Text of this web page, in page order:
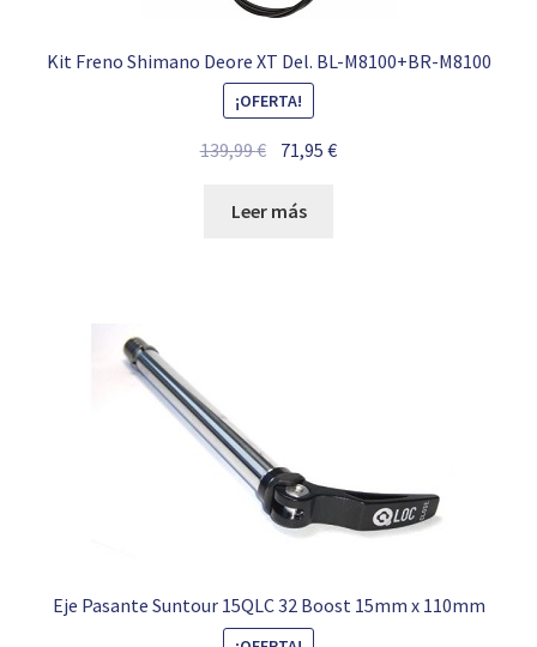
Kit Freno Shimano Deore XT Del. BL-M8100+BR-M8100
¡OFERTA!
139,99€ El
original
71,95€El
Leer más
Eje Pasante Suntour 15QLC 32 Boost 15mm x 110mm